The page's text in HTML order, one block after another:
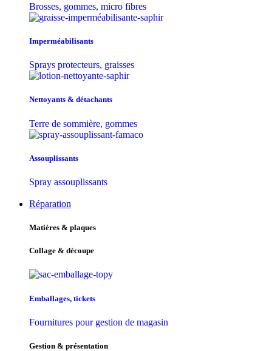
Brosses, gommes, micro fibres
Imperméabilisants
Sprays protecteurs, graisses
Nettoyants & détachants
Terre de sommière, gommes
Assouplissants
Spray assouplissants
Réparation
Matières & plaques
Collage & découpe
Emballages, tickets
Fournitures pour gestion de magasin
Gestion & présentation